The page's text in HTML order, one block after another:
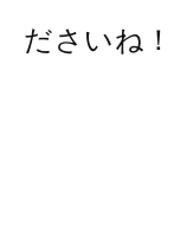
ださいね！